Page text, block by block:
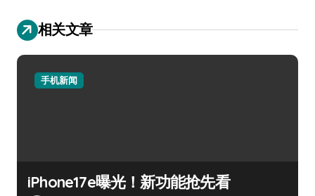
相关文章
手机新闻
iPhone17e曝光！新功能抢先看